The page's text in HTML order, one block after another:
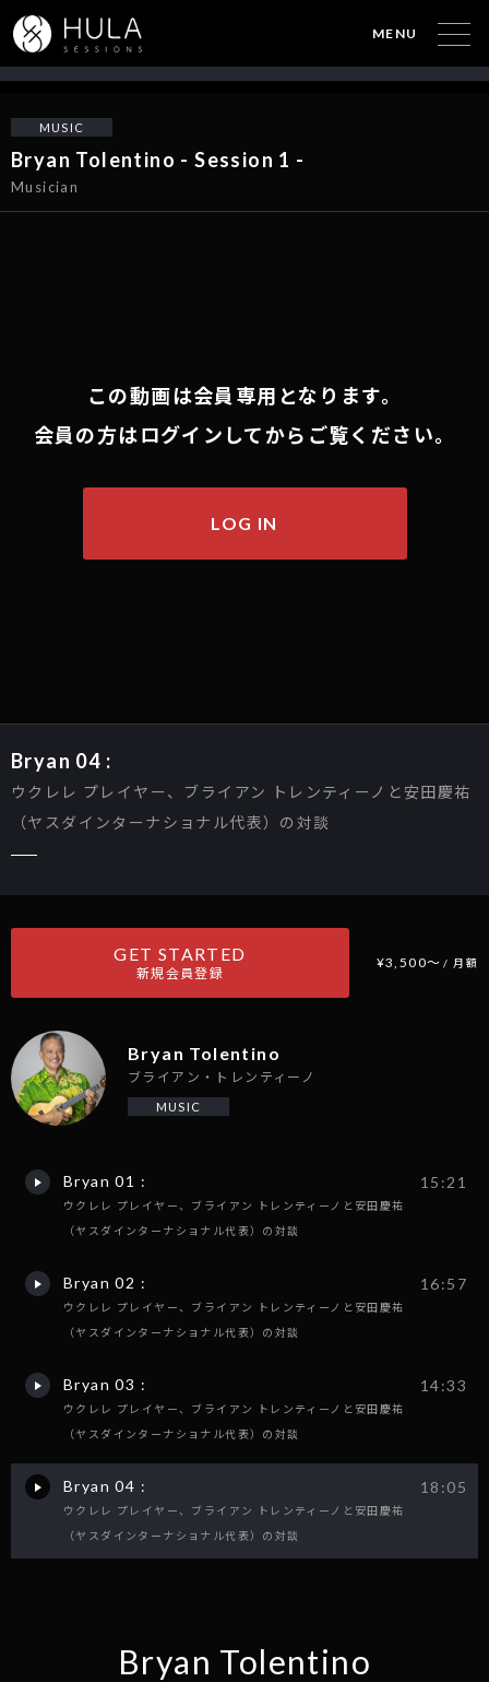
MENU
MUSIC
Bryan Tolentino - Session 1 -
Musician
この動画は会員専用となります。
会員の方はログインしてからご覧ください。
LOG IN
Bryan 04 :
ウクレレ プレイヤー、ブライアン トレンティーノと安田慶祐
（ヤスダインターナショナル代表）の対談
GET STARTED
新規会員登録
¥3,500〜 / 月額
Bryan Tolentino
ブライアン・トレンティーノ
MUSIC
Bryan 01 :
ウクレレ プレイヤー、ブライアン トレンティーノと安田慶祐
（ヤスダインターナショナル代表）の対談
15:21
Bryan 02 :
ウクレレ プレイヤー、ブライアン トレンティーノと安田慶祐
（ヤスダインターナショナル代表）の対談
16:57
Bryan 03 :
ウクレレ プレイヤー、ブライアン トレンティーノと安田慶祐
（ヤスダインターナショナル代表）の対談
14:33
Bryan 04 :
ウクレレ プレイヤー、ブライアン トレンティーノと安田慶祐
（ヤスダインターナショナル代表）の対談
18:05
Bryan Tolentino